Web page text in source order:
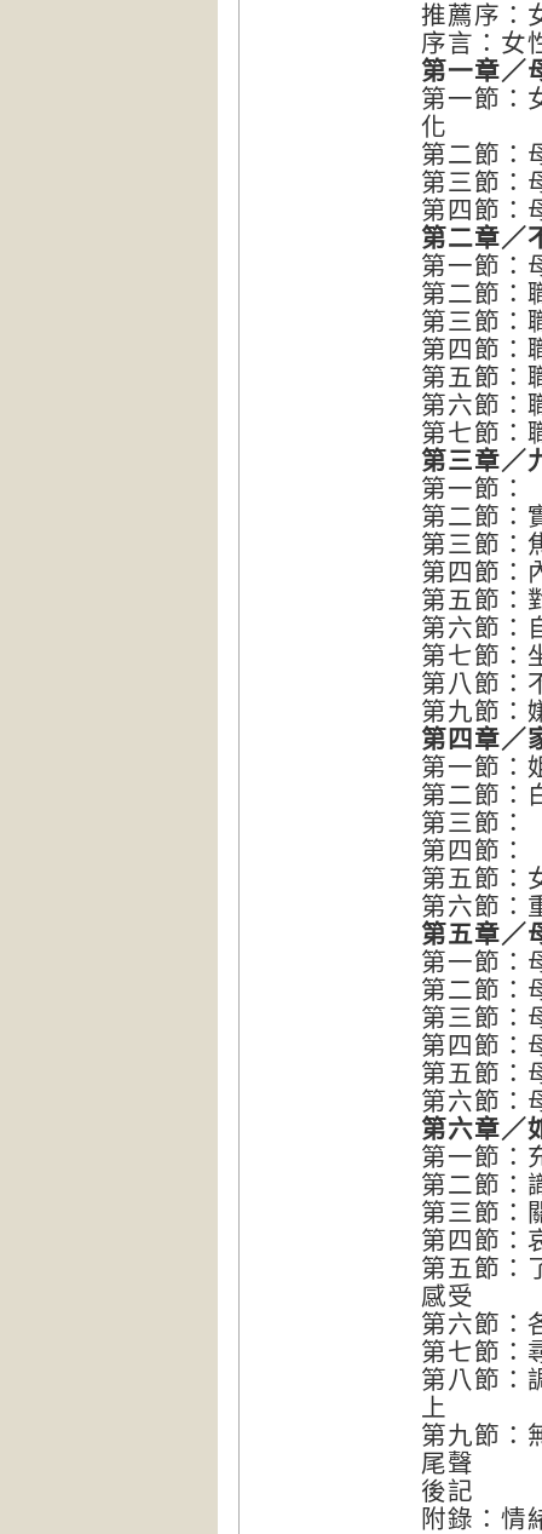
推薦序：
序言：女
第一章／
第一節：
化
第二節：
第三節：
第四節：
第二章／
第一節：
第二節
第三節
第四節：
第五節
第六節：
第七節：
第三章／
第一節：
第二節：
第三節：
第四節：
第五節：
第六節：
第七節：
第八節：
第九節：
第四章／
第一節
第二節：
第三節：
第四節
第五節
第六節：
第五章／
第一節：
第二節：
第三節：
第四節：
第五節：
第六節：
第六章／
第一節：
第二節：
第三節：
第四節：
第五節：
感受
第六節：
第七節：
第八節：
上
第九節：
尾聲
後記
附錄：情